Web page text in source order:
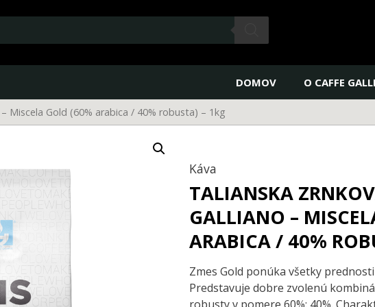
DOMOV O CAFFE
Miscela Gold (60% arabica / 40% robusta) – 1kg
Káva
TALIANSKA
GALLIANO –
ARABICA / 40%
Zmes Gold ponúka všetky
Predstavuje dobre zvolenú
Gold
1kg